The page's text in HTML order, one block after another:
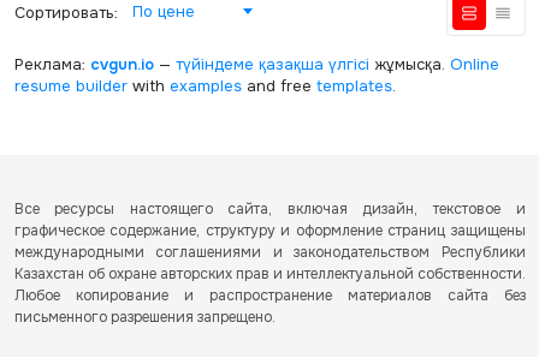
Сортировать: По цене
Реклама: cvgun.io— түйіндеме қазақша үлгісі жұмысқа. Online
resume builderwith examplesand free templates.
Все ресурсы настоящего сайта, включая дизайн, текстовое и
графическое содержание, структуру и оформление страниц защищены
международными соглашениями и законодательством Республики
Казахстан об охране авторских прав и интеллектуальной собственности.
Любое копирование и распространение материалов сайта без
письменного разрешения запрещено.